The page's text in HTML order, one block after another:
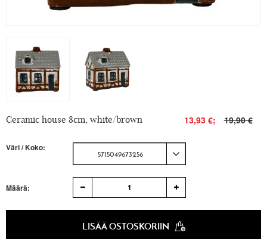
Ceramic house 8cm, white/brown 13,93 €; 19,90 €
Väri / Koko:
5715049673256
Määrä: 1
LISÄÄ OSTOSKORIIN